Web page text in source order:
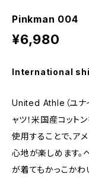
Pinkman 004
¥6,980
International
United Athle（ユナ
ャツ！米国産コット
使用することで、ア
心地が楽しめます。
が着てもかっこかわ